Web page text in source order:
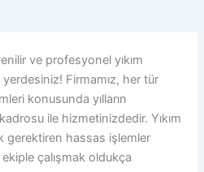
ve profesyonel yıkım
Firmamız, her tür
konusunda yılların
ile hizmetinizdedir. Yıkım
gerektiren hassas işlemler
çalışmak oldukça